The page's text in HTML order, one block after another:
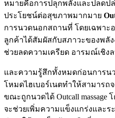
หมายคือการปลุกพลังและปลดป
ประโยชน์ต่อสุขภาพมากมาย
การนวดนอกสถานที่ โดยเฉพาะ
ลูกค้าได้สัมผัสกับสภาวะของพลั
ช่วยลดความเครียด อารมณ์เชิง
และความรู้สึกทั้งหมดก่อนการน
โหมดไฮเบอร์เนตทำให้สามาร
ขณะถูกนวดได้ Outcall
จะช่วยเพิ่มความแข็งแกร่งและ